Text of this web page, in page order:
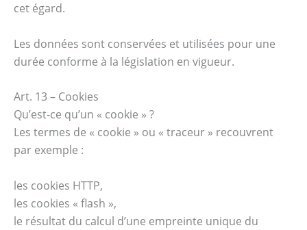
cet égard.
Les données sont conservées et utilisées pour une
durée conforme à la législation en vigueur.
Art. 13 – Cookies
Qu’est-ce qu’un « cookie » ?
Les termes de « cookie » ou « traceur » recouvrent
par exemple :
les cookies HTTP,
les cookies « flash »,
le résultat du calcul d’une empreinte unique du